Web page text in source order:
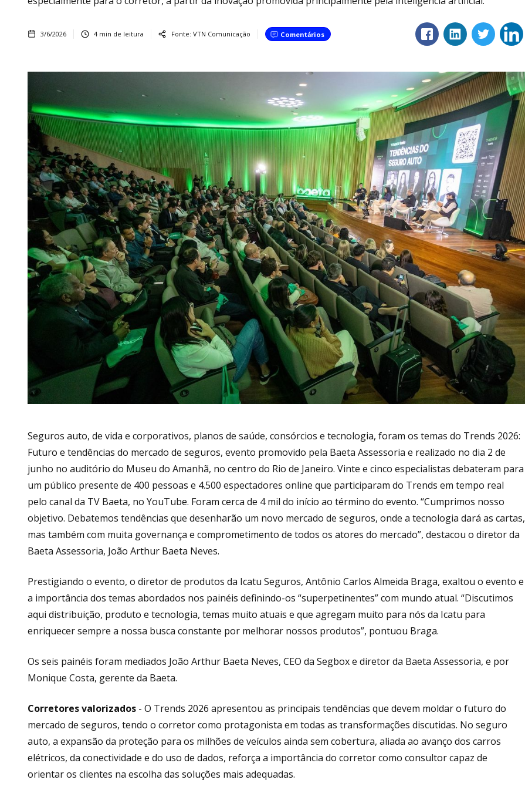
3/6/2026 4min de leitura Fonte: VTN Comunicação Comentários
Seguros auto, de vida e corporativos, planos de saúde, consórcios e tecnologia, foram os temas do Trends 2026:
Futuro e tendências do mercado de seguros, evento promovido pela Baeta Assessoria e realizado no dia 2 de
junho no auditório do Museu do Amanhã, no centro do Rio de Janeiro. Vinte e cinco especialistas debateram para
um público presente de 400 pessoas e 4.500 espectadores online que participaram do Trends em tempo real
pelo canal da TV Baeta, no YouTube. Foram cerca de 4 mil do início ao término do evento. “Cumprimos nosso
objetivo. Debatemos tendências que desenharão um novo mercado de seguros, onde a tecnologia dará as cartas,
mas também com muita governança e comprometimento de todos os atores do mercado”, destacou o diretor da
Baeta Assessoria, João Arthur Baeta Neves.
Prestigiando o evento, o diretor de produtos da Icatu Seguros, Antônio Carlos Almeida Braga, exaltou o evento e
a importância dos temas abordados nos painéis definindo-os “superpetinentes” com mundo atual. “Discutimos
aqui distribuição, produto e tecnologia, temas muito atuais e que agregam muito para nós da Icatu para
enriquecer sempre a nossa busca constante por melhorar nossos produtos”, pontuou Braga.
Os seis painéis foram mediados João Arthur Baeta Neves, CEO da Segbox e diretor da Baeta Assessoria, e por
Monique Costa, gerente da Baeta.
Corretoresvalorizados - O Trends 2026 apresentou as principais tendências que devem moldar o futuro do
mercado de seguros, tendo o corretor como protagonista em todas as transformações discutidas. No seguro
auto, a expansão da proteção para os milhões de veículos ainda sem cobertura, aliada ao avanço dos carros
elétricos, da conectividade e do uso de dados, reforça a importância do corretor como consultor capaz de
orientar os clientes na escolha das soluções mais adequadas.